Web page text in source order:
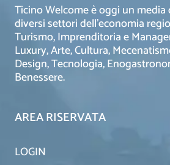
Ticino Welcome è oggi un
diversi settori dell’economia
Turismo, Imprenditoria e
Luxury, Arte, Cultura,
Design, Tecnologia,
Benessere.
AREA RISERVATA
LOGIN